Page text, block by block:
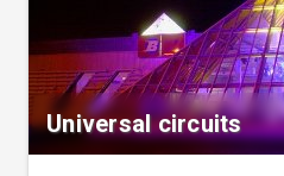
Universal circuits